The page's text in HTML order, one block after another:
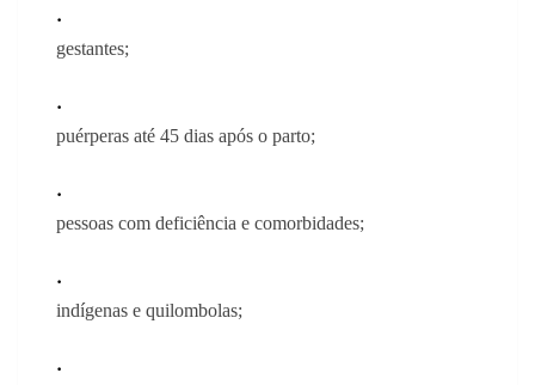
gestantes;
puérperas até 45 dias após o parto;
pessoas com deficiência e comorbidades;
indígenas e quilombolas;